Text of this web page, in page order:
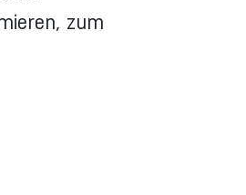
zum